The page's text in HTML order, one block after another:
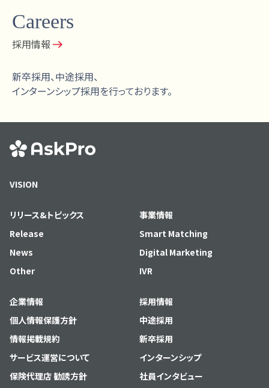
Careers
採用情報
新卒採用、中途採用、
インターンシップ採用を行っております。
VISION
リリース&トピックス
Release
News
Other
事業情報
Smart Matching
Digital Marketing
IVR
企業情報
個人情報保護方針
情報掲載規約
サービス運営について
保険代理店 勧誘方針
採用情報
中途採用
新卒採用
インターンシップ
社員インタビュー